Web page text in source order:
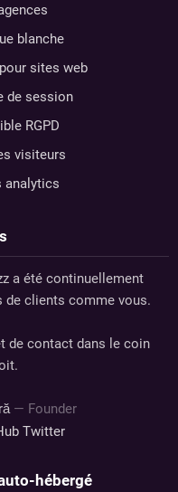
blanche
sites web
de session
RGPD
visiteurs
analytics
a été continuellement
clients comme vous.
de contact dans le coin
— Founder
Twitter
hébergé